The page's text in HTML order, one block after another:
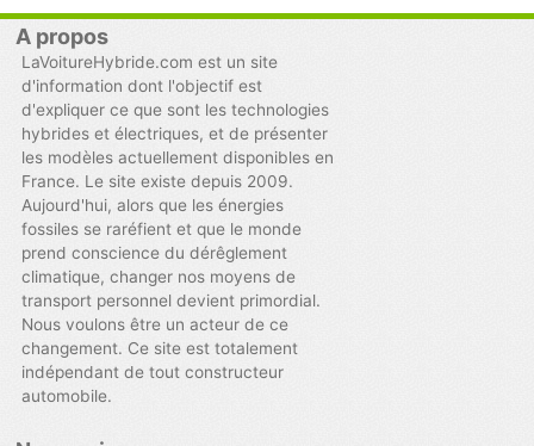
A propos
LaVoitureHybride.com est un site
d'information dont l'objectif est
d'expliquer ce que sont les technologies
hybrides et électriques, et de présenter
les modèles actuellement disponibles en
France. Le site existe depuis 2009.
Aujourd'hui, alors que les énergies
fossiles se raréfient et que le monde
prend conscience du dérêglement
climatique, changer nos moyens de
transport personnel devient primordial.
Nous voulons être un acteur de ce
changement. Ce site est totalement
indépendant de tout constructeur
automobile.